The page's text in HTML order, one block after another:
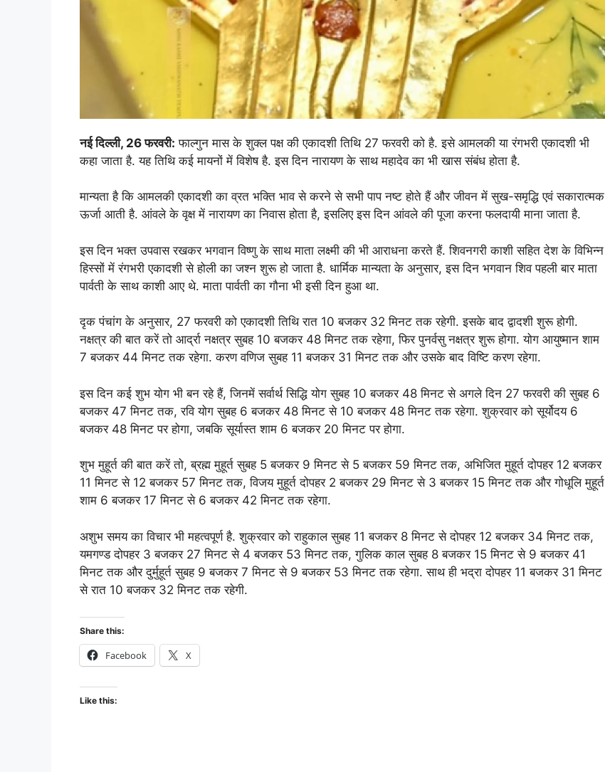
नई दिल्ली, 26 फरवरी: फाल्गुन मास के शुक्ल पक्ष की एकादशी तिथि 27 फरवरी को है. इसे आमलकी या रंगभरी एकादशी भी
कहा जाता है. यह तिथि कई मायनों में विशेष है. इस दिन नारायण के साथ महादेव का भी खास संबंध होता है.
मान्यता है कि आमलकी एकादशी का व्रत भक्ति भाव से करने से सभी पाप नष्ट होते हैं और जीवन में सुख-समृद्धि एवं सकारात्मक
ऊर्जा आती है. आंवले के वृक्ष में नारायण का निवास होता है, इसलिए इस दिन आंवले की पूजा करना फलदायी माना जाता है.
इस दिन भक्त उपवास रखकर भगवान विष्णु के साथ माता लक्ष्मी की भी आराधना करते हैं. शिवनगरी काशी सहित देश के विभिन्न
हिस्सों में रंगभरी एकादशी से होली का जश्न शुरू हो जाता है. धार्मिक मान्यता के अनुसार, इस दिन भगवान शिव पहली बार माता
पार्वती के साथ काशी आए थे. माता पार्वती का गौना भी इसी दिन हुआ था.
दृक पंचांग के अनुसार, 27 फरवरी को एकादशी तिथि रात 10 बजकर 32 मिनट तक रहेगी. इसके बाद द्वादशी शुरू होगी.
नक्षत्र की बात करें तो आर्द्रा नक्षत्र सुबह 10 बजकर 48 मिनट तक रहेगा, फिर पुनर्वसु नक्षत्र शुरू होगा. योग आयुष्मान शाम
7 बजकर 44 मिनट तक रहेगा. करण वणिज सुबह 11 बजकर 31 मिनट तक और उसके बाद विष्टि करण रहेगा.
इस दिन कई शुभ योग भी बन रहे हैं, जिनमें सर्वार्थ सिद्धि योग सुबह 10 बजकर 48 मिनट से अगले दिन 27 फरवरी की सुबह 6
बजकर 47 मिनट तक, रवि योग सुबह 6 बजकर 48 मिनट से 10 बजकर 48 मिनट तक रहेगा. शुक्रवार को सूर्योदय 6
बजकर 48 मिनट पर होगा, जबकि सूर्यास्त शाम 6 बजकर 20 मिनट पर होगा.
शुभ मुहूर्त की बात करें तो, ब्रह्म मुहूर्त सुबह 5 बजकर 9 मिनट से 5 बजकर 59 मिनट तक, अभिजित मुहूर्त दोपहर 12 बजकर
11 मिनट से 12 बजकर 57 मिनट तक, विजय मुहूर्त दोपहर 2 बजकर 29 मिनट से 3 बजकर 15 मिनट तक और गोधूलि मुहूर्त
शाम 6 बजकर 17 मिनट से 6 बजकर 42 मिनट तक रहेगा.
अशुभ समय का विचार भी महत्वपूर्ण है. शुक्रवार को राहुकाल सुबह 11 बजकर 8 मिनट से दोपहर 12 बजकर 34 मिनट तक,
यमगण्ड दोपहर 3 बजकर 27 मिनट से 4 बजकर 53 मिनट तक, गुलिक काल सुबह 8 बजकर 15 मिनट से 9 बजकर 41
मिनट तक और दुर्मुहूर्त सुबह 9 बजकर 7 मिनट से 9 बजकर 53 मिनट तक रहेगा. साथ ही भद्रा दोपहर 11 बजकर 31 मिनट
से रात 10 बजकर 32 मिनट तक रहेगी.
Share this:
Facebook X
Like this: